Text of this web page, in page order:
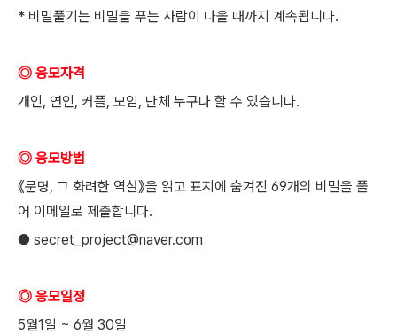
* 비밀풀기는 비밀을 푸는 사람이 나올 때까지 계속됩니다.
◎ 응모자격
개인, 연인, 커플, 모임, 단체 누구나 할 수 있습니다.
◎ 응모방법
《문명, 그 화려한 역설》을 읽고 표지에 숨겨진 69개의 비밀을 풀
어 이메일로 제출합니다.
● secret_project@naver.com
◎ 응모일정
5월1일 ~ 6월 30일